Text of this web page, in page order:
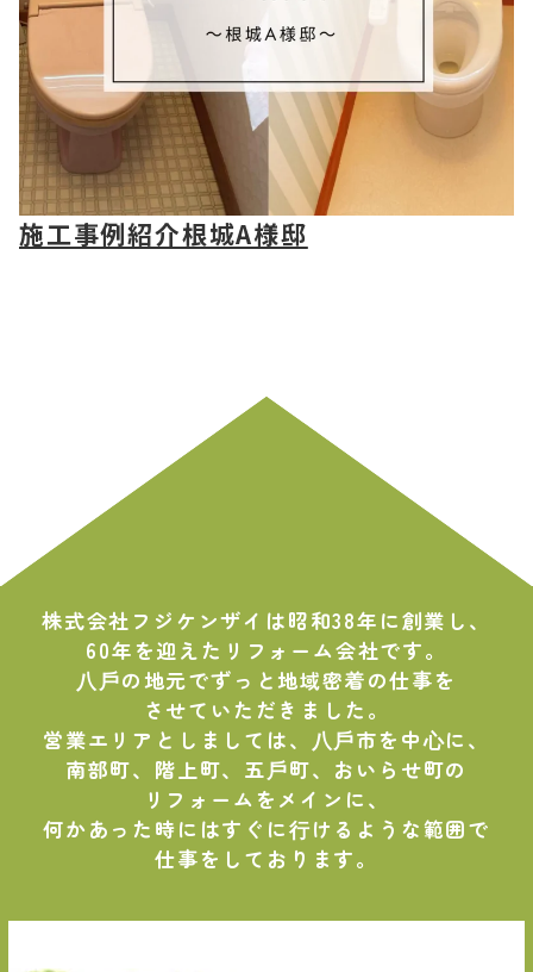
施工事例紹介根城A様邸
株式会社フジケンザイは昭和38年に創業し、
60年を迎えたリフォーム会社です。
⼋⼾の地元でずっと地域密着の仕事を
させていただきました。
営業エリアとしましては、⼋⼾市を中⼼に、
南部町、階上町、五⼾町、おいらせ町の
リフォームをメインに、
何かあった時にはすぐに⾏けるような範囲で
仕事をしております。